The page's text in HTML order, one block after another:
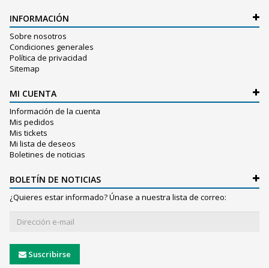
INFORMACIÓN
Sobre nosotros
Condiciones generales
Política de privacidad
Sitemap
MI CUENTA
Información de la cuenta
Mis pedidos
Mis tickets
Mi lista de deseos
Boletines de noticias
BOLETÍN DE NOTICIAS
¿Quieres estar informado? Únase a nuestra lista de correo:
Suscribirse